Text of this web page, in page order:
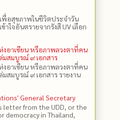
พื่อสุขภาพในชีวิตประจำวัน
าใจอันตรายจากรังสี UV เลือก
งอาเซียน หรือภาพลวงตาที่คน
มสมบูรณ์ ๙ เอกสาร
งอาเซียน หรือภาพลวงตาที่คน
สมบูรณ์ ๙ เอกสาร รายงาน
General Secretary
letter from the UDD, or the
democracy in Thailand,